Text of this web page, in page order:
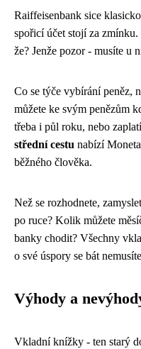
Raiffeisenbank sice
spořicí účet stojí za zmínku.
že? Jenže pozor - musíte u
Co se týče vybírání peněz,
můžete ke svým penězům
třeba i půl roku, nebo
střední cestu nabízí
běžného člověka.
Než se rozhodnete,
po ruce? Kolik můžete
banky chodit? Všechny
o své úspory se bát
Výhody a
Vkladní knížky - ten starý